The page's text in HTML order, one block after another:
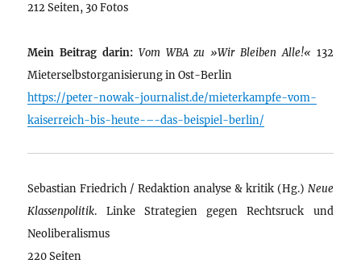
212 Seiten, 30 Fotos
Mein Beitrag darin: Vom WBA zu »Wir Bleiben Alle!« 132
Mieterselbstorganisierung in Ost-Berlin
https://peter-nowak-journalist.de/mieterkampfe-vom-
kaiserreich-bis-heute-–-das-beispiel-berlin/
Sebastian Friedrich / Redaktion analyse & kritik (Hg.) Neue
Klassenpolitik. Linke Strategien gegen Rechtsruck und
Neoliberalismus
220 Seiten